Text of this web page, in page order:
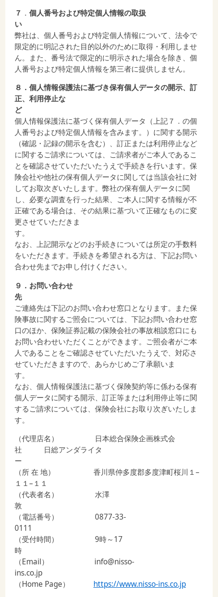
７ ． 個人番号および特定個人情報の取扱
弊社は、個人番号および特定個人情報について、法令で
限定的に明記された目的以外のために取得・利用しませ
ん。また、番号法で限定的に明示された場合を除き、個
人番号および特定個人情報を第三者に提供しません。
８．個人情報保護法に基づき保有個人データの開示、訂
正、利用停止な
個人情報保護法に基づく保有個人データ（上記７．の個
人番号および特定個人情報を含みます。）に関する開示
（確認・記録の開示を含む）、訂正または利用停止など
に関するご請求については、ご請求者がご本人であるこ
とを確認させていただいたうえで手続きを行います。保
険会社や他社の保有個人データに関しては当該会社に対
してお取次ぎいたします。弊社の保有個人データに関
し、必要な調査を行った結果、ご本人に関する情報が不
正確である場合は、その結果に基づいて正確なものに変
更させていただきま
す
なお、上記開示などのお手続きについては所定の手数料
をいただきます。手続きを希望される方は、下記お問い
合わせ先までお申し付けください。
９．お問い合わせ
先
ご連絡先は下記のお問い合わせ窓口となります。また保
険事故に関するご照会については、下記お問い合わせ窓
口のほか、保険証券記載の保険会社の事故相談窓口にも
お問い合わせいただくことができます。ご照会者がご本
人であることをご確認させていただいたうえで、対応さ
せていただきますので、あらかじめご了承願いま
なお、個人情報保護法に基づく保険契約等に係わる保有
個人データに関する開示、訂正等または利用停止等に関
するご請求については、保険会社にお取り次ぎいたしま
す。
（代理店名） 日本総合保険企画株式会
社 日総アンダライタ
（所 在 地） 香川県仲多度郡多度津町桜川１–
１１– １１
（代表者名） 水澤
（電話番号） 0877-33-
（受付時間） 9時～17
（Email） info@nisso-
（Home Page） https://www.nisso-ins.co.jp